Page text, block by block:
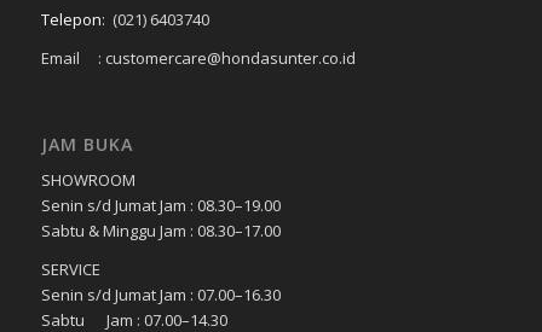
Telepon: (021) 6403740
Email : customercare@hondasunter.co.id
JAM BUKA
SHOWROOM
Senin s/d Jumat Jam : 08.30–19.00
Sabtu & Minggu Jam : 08.30–17.00
SERVICE
Senin s/d Jumat Jam : 07.00–16.30
Sabtu Jam : 07.00–14.30